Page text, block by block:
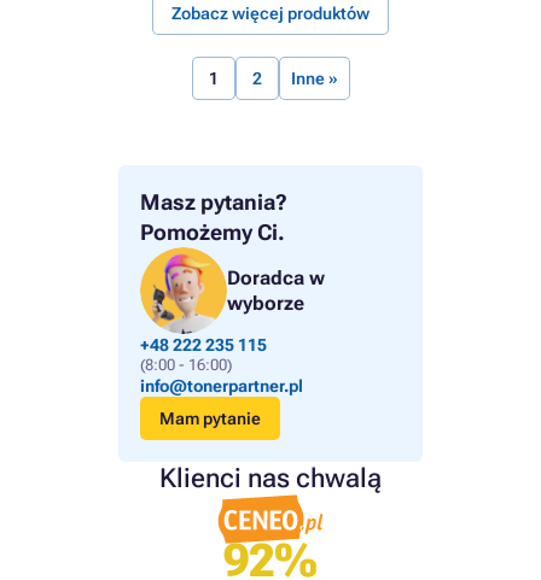
Masz pytania?
Pomożemy Ci.
Doradca w
wyborze
+48 222 235 115
(8:00 - 16:00)
info@tonerpartner.pl
Mam pytanie
Klienci nas chwalą
92%
Zobacz więcej produktów
1 2 Inne »